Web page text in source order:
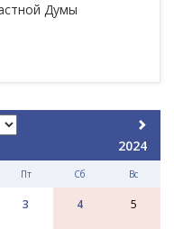
Думы
2024
Пт Сб Вс
3 4 5